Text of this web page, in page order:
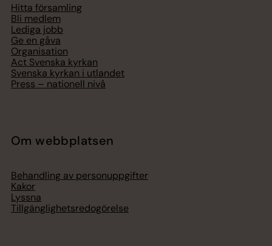
Hitta församling
Bli medlem
Lediga jobb
Ge en gåva
Organisation
Act Svenska kyrkan
Svenska kyrkan i utlandet
Press – nationell nivå
Om webbplatsen
Behandling av personuppgifter
Kakor
Lyssna
Tillgänglighetsredogörelse